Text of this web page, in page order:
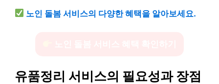
노인 돌봄 서비스의 다양한 혜택을 알아보세요.
유품정리 서비스의 필요성과 장점